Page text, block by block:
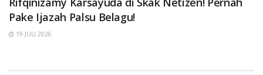
Pake Ijazah Palsu Belagu!
19 JULI 2026